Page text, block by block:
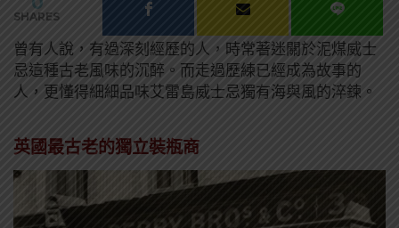
SHARES
曾有人說，有過深刻經歷的人，時常著迷關於泥煤威士
忌這種古老風味的沉醉。而走過歷練已經成為故事的
人，更懂得細細品味艾雷島威士忌獨有海與風的淬鍊。
英國最古老的獨立裝瓶商